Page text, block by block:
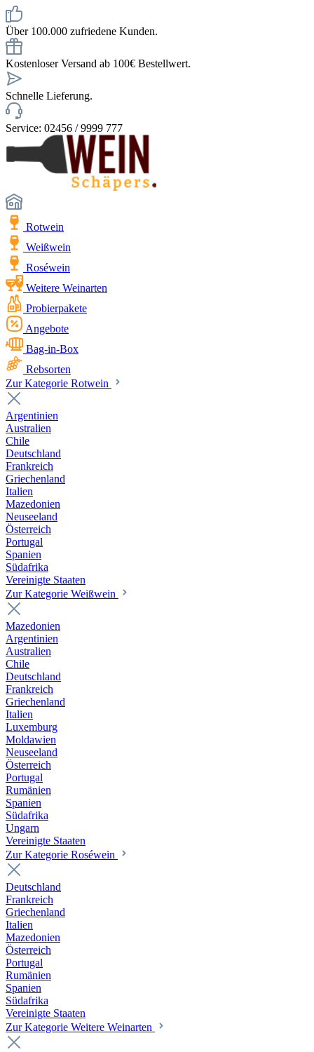
Über 100.000 zufriedene Kunden.
Kostenloser Versand ab 100€ Bestellwert.
Schnelle Lieferung.
Service: 02456 / 9999 777
Rotwein
Weißwein
Roséwein
Weitere Weinarten
Probierpakete
Angebote
Bag-in-Box
Rebsorten
Zur Kategorie Rotwein
Argentinien
Australien
Chile
Deutschland
Frankreich
Griechenland
Italien
Mazedonien
Neuseeland
Österreich
Portugal
Spanien
Südafrika
Vereinigte Staaten
Zur Kategorie Weißwein
Mazedonien
Argentinien
Australien
Chile
Deutschland
Frankreich
Griechenland
Italien
Luxemburg
Moldawien
Neuseeland
Österreich
Portugal
Rumänien
Spanien
Südafrika
Ungarn
Vereinigte Staaten
Zur Kategorie Roséwein
Deutschland
Frankreich
Griechenland
Italien
Mazedonien
Österreich
Portugal
Rumänien
Spanien
Südafrika
Vereinigte Staaten
Zur Kategorie Weitere Weinarten